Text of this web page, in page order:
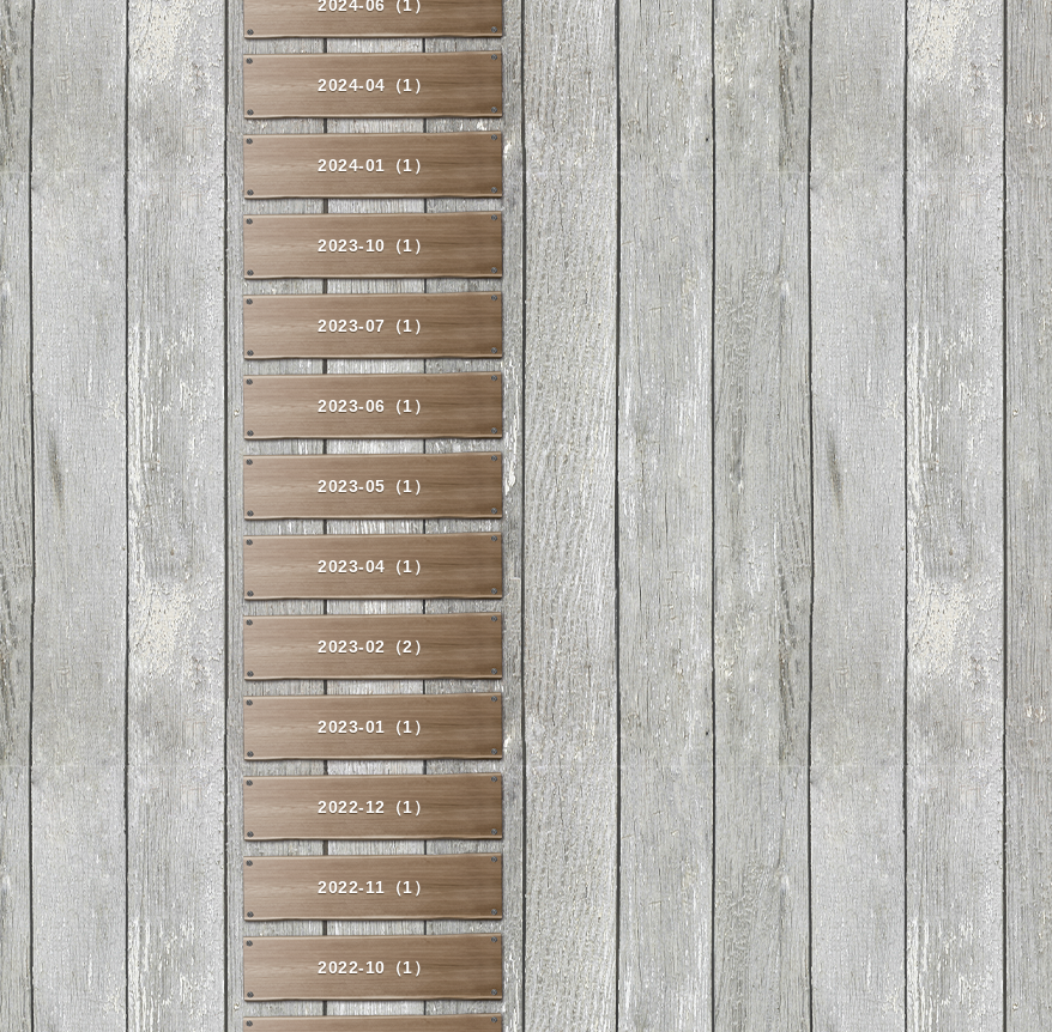
2024-06（1）
2024-04（1）
2024-01（1）
2023-10（1）
2023-07（1）
2023-06（1）
2023-05（1）
2023-04（1）
2023-02（2）
2023-01（1）
2022-12（1）
2022-11（1）
2022-10（1）